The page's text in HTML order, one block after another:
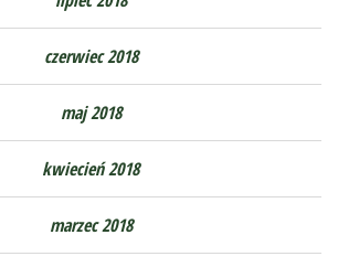
czerwiec 2018
maj 2018
kwiecień 2018
marzec 2018